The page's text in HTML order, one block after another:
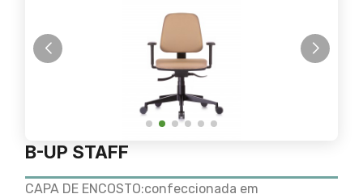
B-UP STAFF
CAPA DE ENCOSTO:confeccionada em